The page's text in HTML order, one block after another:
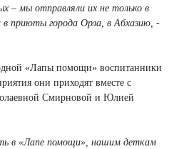
мы отправляли их не только в
приюты города Орла, в Абхазию, -
«Лапы помощи» воспитанники
они приходят вместе с
Смирновой и Юлией
в «Лапе помощи», нашим деткам